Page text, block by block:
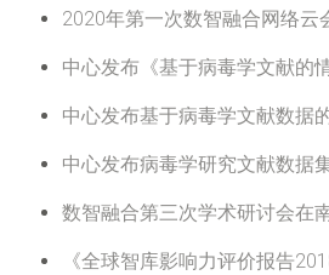
2020年第一次数智融合网络云
中心发布《基于病毒学文献的
中心发布基于病毒学文献数据
中心发布病毒学研究文献数据
数智融合第三次学术研讨会在
《全球智库影响力评价报告